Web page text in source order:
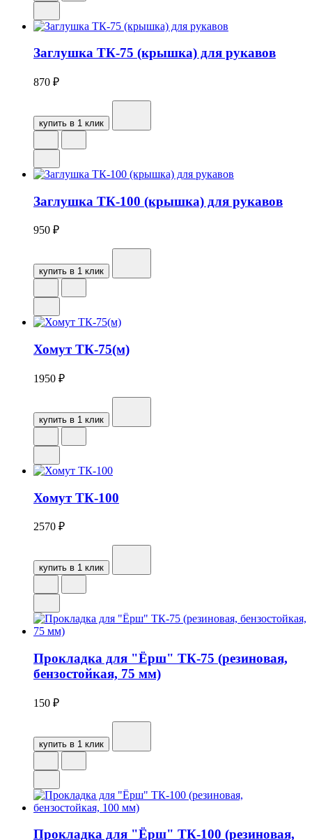
Заглушка ТК-75 (крышка) для рукавов
870 ₽
купить в 1 клик
Заглушка ТК-100 (крышка) для рукавов
950 ₽
купить в 1 клик
Хомут ТК-75(м)
1950 ₽
купить в 1 клик
Хомут ТК-100
2570 ₽
купить в 1 клик
Прокладка для "Ёрш" ТК-75 (резиновая,
бензостойкая, 75 мм)
150 ₽
купить в 1 клик
Прокладка для "Ёрш" ТК-100 (резиновая,